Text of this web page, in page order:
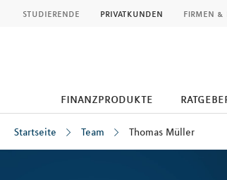
studierende privatkunden firmen
finanzprodukte
Startseite Team Thomas Müller